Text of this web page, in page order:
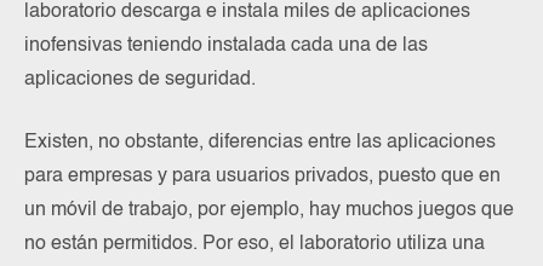
laboratorio descarga e instala miles de aplicaciones
inofensivas teniendo instalada cada una de las
aplicaciones de seguridad.
Existen, no obstante, diferencias entre las aplicaciones
para empresas y para usuarios privados, puesto que en
un móvil de trabajo, por ejemplo, hay muchos juegos que
no están permitidos. Por eso, el laboratorio utiliza una